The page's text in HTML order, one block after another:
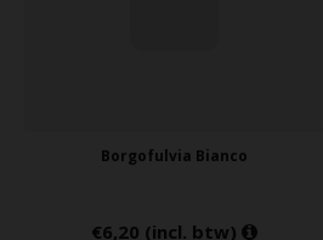
Borgofulvia Bianco
€6,20 (incl. btw)